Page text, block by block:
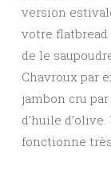
version
votre flatbread
de le
Chavroux par
jambon cru
d’huile
fonctionne